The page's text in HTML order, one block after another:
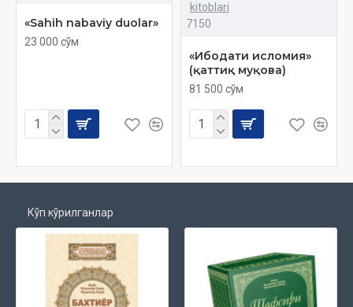
«Sahih nabaviy duolar»
23 000 сўм
kitoblari
7150
«Ибодати исломия»
(қаттиқ муқова)
81 500 сўм
Кўп кўрилганлар